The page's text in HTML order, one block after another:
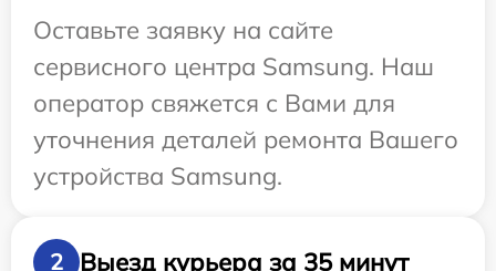
Оставьте заявку на сайте
сервисного центра Samsung. Наш
оператор свяжется с Вами для
уточнения деталей ремонта Вашего
устройства Samsung.
2
Выезд курьера за 35 минут